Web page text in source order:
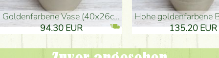
goldenfarbene Vase (40x26cm)
94.30 EUR
hohe goldenfarbene
135.20 EUR